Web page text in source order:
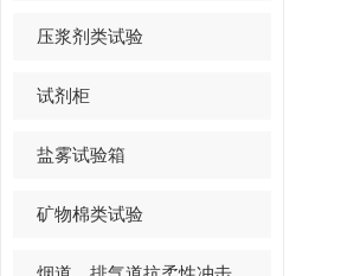
压浆剂类试验
试剂柜
盐雾试验箱
矿物棉类试验